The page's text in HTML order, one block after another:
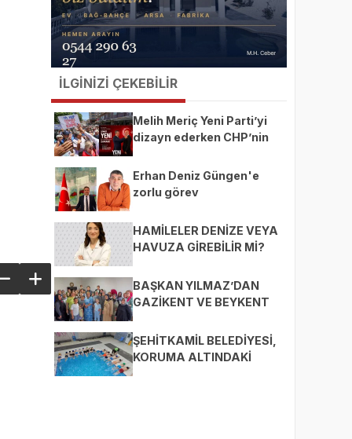
İLGİNİZİ ÇEKEBİLİR
Melih Meriç Yeni Parti’yi
dizayn ederken CHP’nin
Erhan Deniz Güngen'e
zorlu görev
HAMİLELER DENİZE VEYA
HAVUZA GİREBİLİR Mİ?
BAŞKAN YILMAZ’DAN
GAZİKENT VE BEYKENT
ŞEHİTKAMİL BELEDİYESİ,
KORUMA ALTINDAKİ